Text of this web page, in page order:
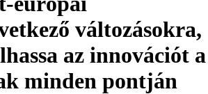
változásokra,
az innovációt a
minden pontján